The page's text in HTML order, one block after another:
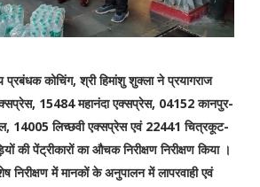
प्रबंधक कोचिंग, श्री हिमांशु शुक्ला ने प्रयागराज
15484 महानंदा एक्सप्रेस, 04152 कानपुर-
14005 लिच्छवी एक्सप्रेस एवं 22441 चित्रकूट-
की पेंट्रीकारों का औचक निरीक्षण निरीक्षण किया ।
में मानकों के अनुपालन में लापरवाही एवं